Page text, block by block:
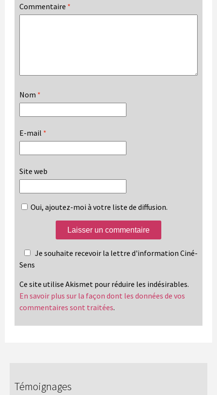
Commentaire *
Nom *
E-mail *
Site web
Oui, ajoutez-moi à votre liste de diffusion.
Je souhaite recevoir la lettre d'information Ciné-
Sens
Ce site utilise Akismet pour réduire les indésirables.
En savoir plus sur la façon dont les données de vos
commentaires sont traitées.
Témoignages